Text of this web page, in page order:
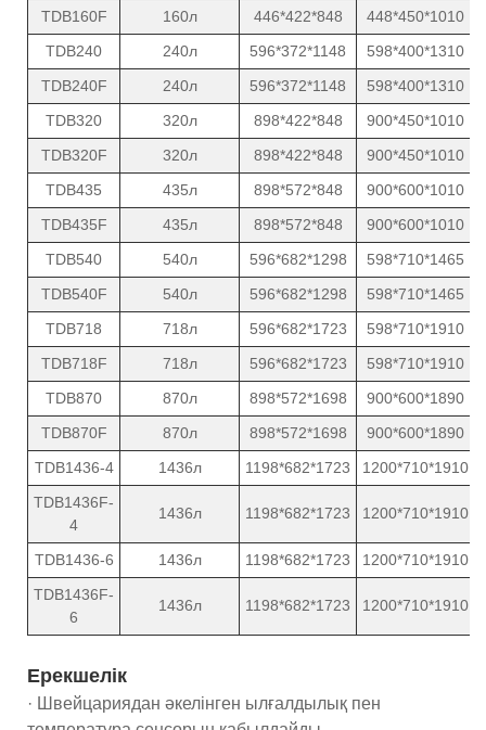
TDB160F
160л 446*422*848
448*450*1010
TDB240
240л 596*372*1148
598*400*1310
TDB240F
240л 596*372*1148
598*400*1310
TDB320
320л 898*422*848
900*450*1010
TDB320F
320л 898*422*848
900*450*1010
TDB435
435л 898*572*848
900*600*1010
TDB435F
435л 898*572*848
900*600*1010
TDB540
540л 596*682*1298
598*710*1465
TDB540F
540л 596*682*1298
598*710*1465
TDB718
718л 596*682*1723
598*710*1910
TDB718F
718л 596*682*1723
598*710*1910
TDB870
870л 898*572*1698
900*600*1890
TDB870F
870л 898*572*1698
900*600*1890
TDB1436-4
1436л 1198*682*1723
1200*710*1910
TDB1436F-
4
1436л 1198*682*1723 1200*710*1910
TDB1436-6 1436л 1198*682*1723
1200*710*1910
TDB1436F-
6
1436л 1198*682*1723 1200*710*1910
Ерекшелік
· Швейцариядан әкелінген ылғалдылық пен